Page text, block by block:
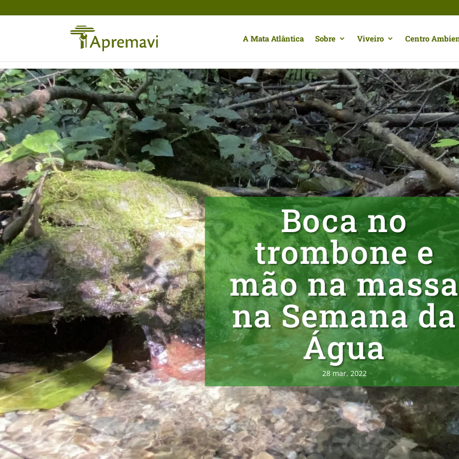
A Mata Atlântica Sobre Viveiro Centro
Boca no
trombone e
mão na massa
na Semana da
Água
28 mar, 2022